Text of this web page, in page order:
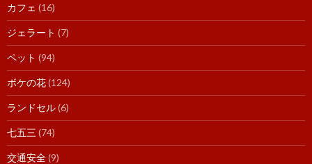
カフェ (16)
ジェラート (7)
ペット (94)
ボケの花(124)
ランドセル(6)
七五三 (74)
交通安全(9)